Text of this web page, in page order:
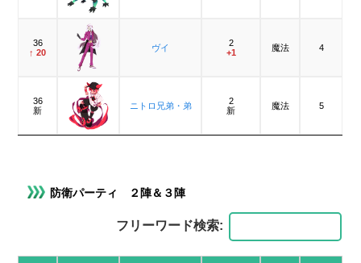
36
↑ 20
ヴイ
2
+1
魔法 4
36
新
ニトロ兄弟・弟
2
新
魔法 5
防衛パーティ ２陣＆３陣
フリーワード検索: